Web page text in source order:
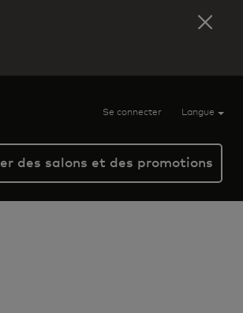
Se connecter Langue
des salons et des promotions